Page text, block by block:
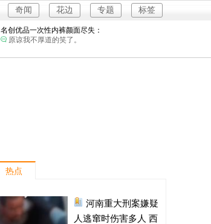
标签
专题
花边
奇闻
钱难赚屎难吃啊。
名创优品一次性内裤颜面尽失：
原谅我不厚道的笑了。
河南三支一扶考试存在规模性组织作弊犯罪：
富婆带资进组给自己硬加60多场吻戏：
名创优品一次性内裤颜面尽失：
原谅我不厚道的笑了。
热点
河南重大刑案嫌疑
人逃窜时伤害多人 西